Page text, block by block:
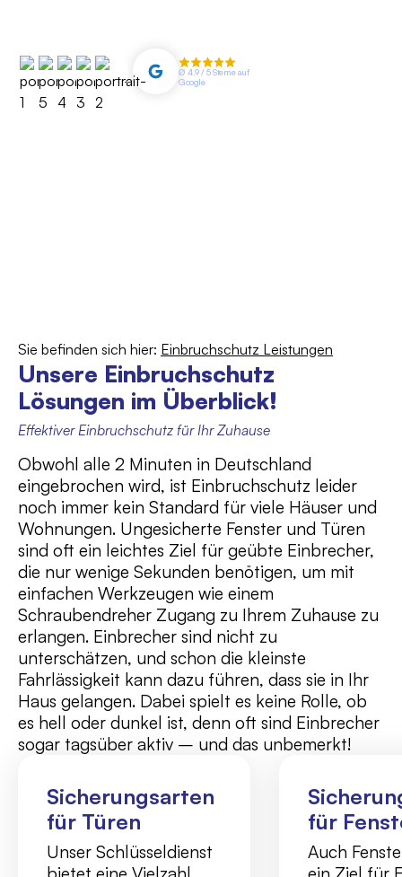
∅ 4.9 / 5 Sterne auf
Google
Sie befinden sich hier: Einbruchschutz Leistungen
Unsere Einbruchschutz
Lösungen im Überblick!
Effektiver Einbruchschutz für Ihr Zuhause
Obwohl alle 2 Minuten in Deutschland
eingebrochen wird, ist Einbruchschutz leider
noch immer kein Standard für viele Häuser und
Wohnungen. Ungesicherte Fenster und Türen
sind oft ein leichtes Ziel für geübte Einbrecher,
die nur wenige Sekunden benötigen, um mit
einfachen Werkzeugen wie einem
Schraubendreher Zugang zu Ihrem Zuhause zu
erlangen. Einbrecher sind nicht zu
unterschätzen, und schon die kleinste
Fahrlässigkeit kann dazu führen, dass sie in Ihr
Haus gelangen. Dabei spielt es keine Rolle, ob
es hell oder dunkel ist, denn oft sind Einbrecher
sogar tagsüber aktiv – und das unbemerkt!
Sicherungsarten
für Türen
Unser Schlüsseldienst
für
Auch